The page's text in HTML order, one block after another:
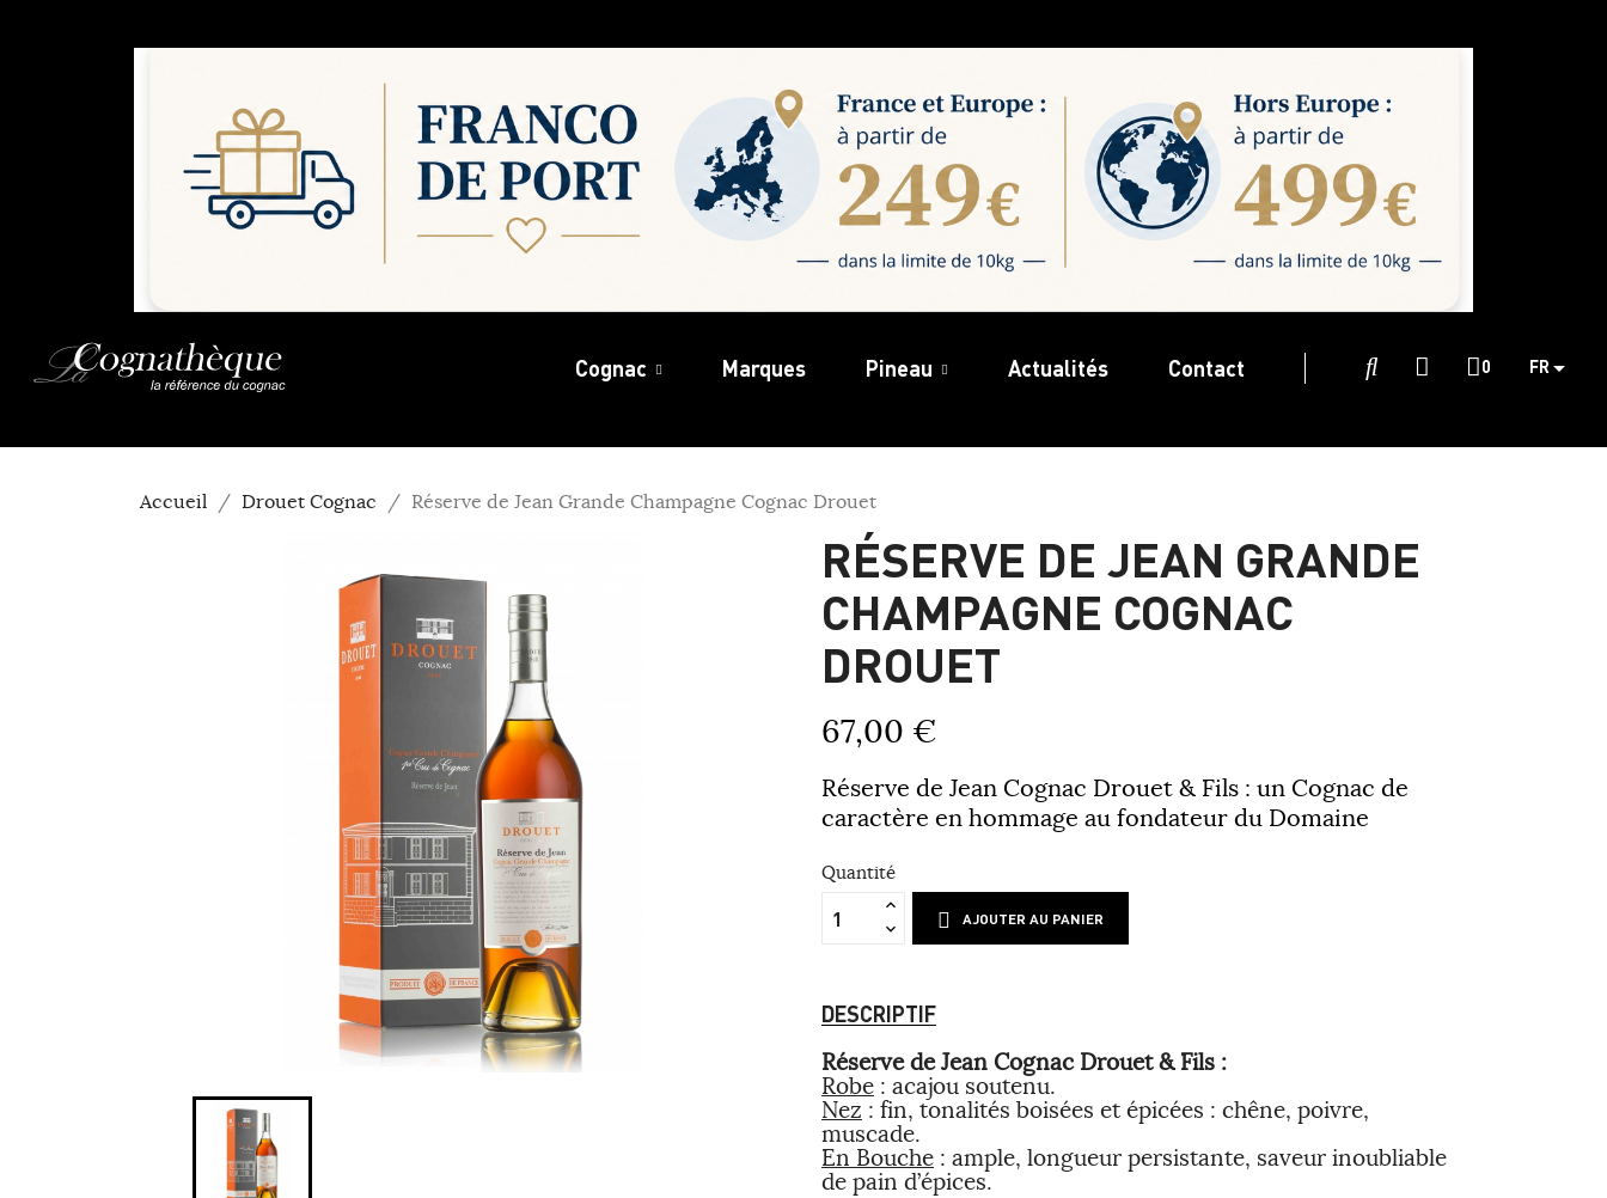
Cognac Marques Pineau Actualités Contact 0 FR
Accueil Drouet Cognac Réserve de Jean Grande Champagne Cognac Drouet
RÉSERVE DE JEAN GRANDE
CHAMPAGNE COGNAC
DROUET
67,00 €
Réserve de Jean Cognac Drouet & Fils : un Cognac de
caractère en hommage au fondateur du Domaine
Quantité
AJOUTER AU PANIER
DESCRIPTIF
Réserve de Jean Cognac Drouet & Fils :
Robe : acajou soutenu.
Nez : fin, tonalités boisées et épicées : chêne, poivre,
muscade.
En Bouche : ample, longueur persistante, saveur inoubliable
de pain d’épices.